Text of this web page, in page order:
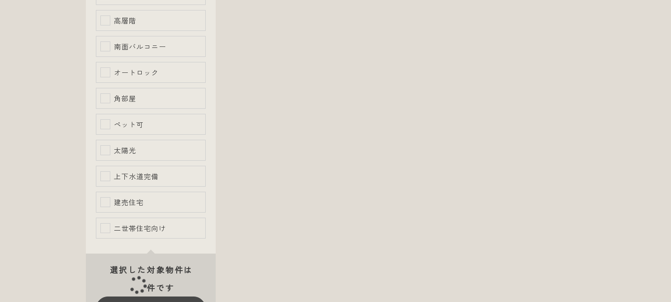
高層階
南面バルコニー
オートロック
角部屋
ペット可
太陽光
上下水道完備
建売住宅
二世帯住宅向け
選択した対象物件は
件です